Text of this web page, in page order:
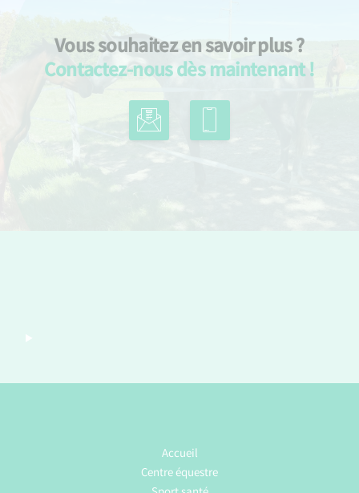
Vous souhaitez en savoir plus ?
Contactez-nous dès maintenant !
Accueil
Centre équestre